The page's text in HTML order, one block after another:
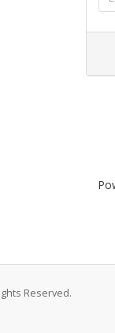
Reserved.